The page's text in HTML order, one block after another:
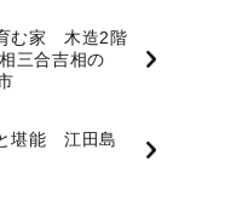
む家 木造2階
三合吉相の
堪能 江田島